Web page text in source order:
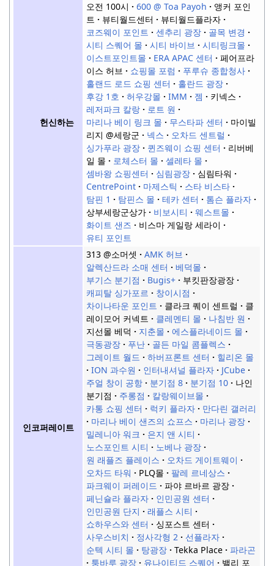
헌신하는
오전 100시 600 @ Toa Payoh
앵커 포인
트
뷰티월드센터
뷰티월드플라자
코즈웨이 포인트
센추리 광장
골목 변경
시티 스퀘어 몰
시티 바이브
시티링크몰
이스트포인트몰
ERA APAC 센터
페어프라
이스 허브
쇼핑몰 포럼
푸루슈 종합청사
홀랜드 로드 쇼핑 센터
홀란드 광장
후강 1호
허우강몰 IMM 젬
키넥스
레저파크 칼랑
로트 원
마리나 베이 링크 몰
무스타파 센터
마이빌
리지 @세랑군
넥스
오차드 센트럴
싱가푸라 광장
퀸즈웨이 쇼핑 센터
리버베
일 몰
로체스터 몰
셀레타 몰
셈바왕 쇼핑센터
심림광장
심림타워
CentrePoint
마제스틱
스타 비스타
탐핀 1
탐핀스 몰 테카 센터
톰슨 플라자
상부세랑군상가
비보시티
웨스트몰
화이트 샌즈
비스마 게일랑 세라이
유티 포인트
인코퍼레이트
313 @소머셋
AMK 허브
알렉산드라 소매 센터
베덕몰
부기스 분기점
Bugis+
부킷판장광장
캐피탈 싱가포르
창이시점
차이나타운 포인트
클라크 퀘이 센트럴
클
레이모어 커넥트
클레멘티 몰
나침반 원
지선몰 베덕
지춘몰
에스플라네이드 몰
극동광장
푸난
골든 마일 콤플렉스
그레이트 월드
하버프론트 센터
힐리온 몰
ION 과수원
인터내셔널 플라자
JCube
주얼 창이 공항
분기점 8 분기점 10
나인
분기점
주롱점
칼랑웨이브몰
카통 쇼핑 센터
럭키 플라자
만다린 갤러리
마리나 베이 샌즈의 쇼프스
마리나 광장
밀레니아 워크
은지 앤 시티
노스포인트 시티
노베나 광장
원 래플즈 플레이스
오차드 게이트웨이
오차드 타워
PLQ몰
팔레 르네상스
파크웨이 퍼레이드
파야 르바르 광장
페닌슐라 플라자
인민공원 센터
인민공원 단지
래플스 시티
쇼하우스와 센터
싱포스트 센터
사우스비치
정사각형 2
선플라자
순텍 시티 몰
탕광장 Tekka Place
파라곤
퉁바루 광장
유나이티드 스퀘어
밸리 포